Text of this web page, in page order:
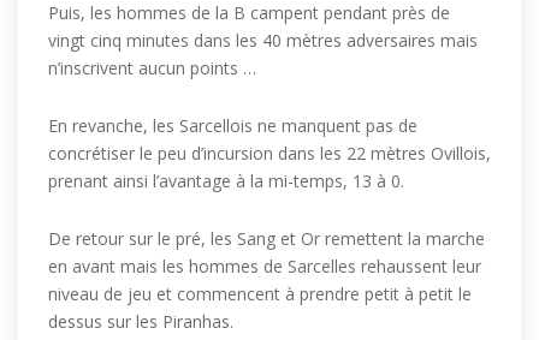
Puis, les hommes de la B campent pendant près de
vingt cinq minutes dans les 40 mètres adversaires mais
n’inscrivent aucun points …
En revanche, les Sarcellois ne manquent pas de
concrétiser le peu d’incursion dans les 22 mètres Ovillois,
prenant ainsi l’avantage à la mi-temps, 13 à 0.
De retour sur le pré, les Sang et Or remettent la marche
en avant mais les hommes de Sarcelles rehaussent leur
niveau de jeu et commencent à prendre petit à petit le
dessus sur les Piranhas.